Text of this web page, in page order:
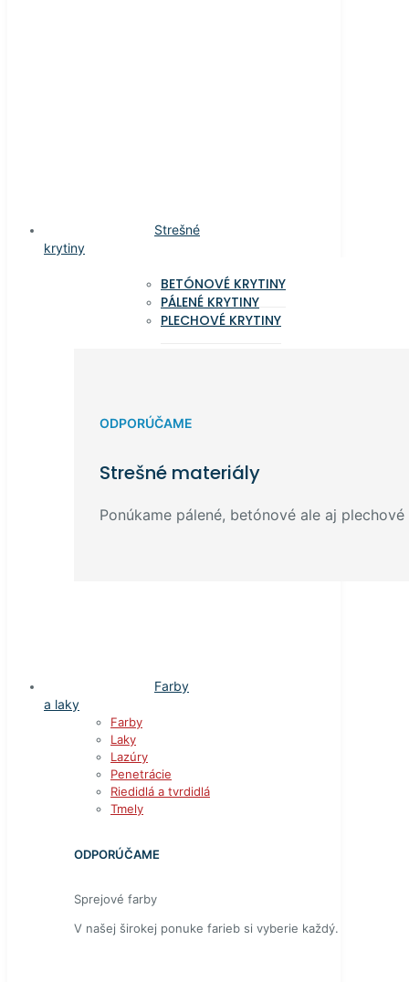
Strešné
krytiny
BETÓNOVÉ KRYTINY
PÁLENÉ KRYTINY
PLECHOVÉ KRYTINY
ODPORÚČAME
Strešné materiály
Ponúkame pálené, betónové ale aj
Farby
a laky
Farby
Laky
Lazúry
Penetrácie
Riedidlá a tvrdidlá
Tmely
ODPORÚČAME
Sprejové farby
V našej širokej ponuke farieb si vyberie každý.